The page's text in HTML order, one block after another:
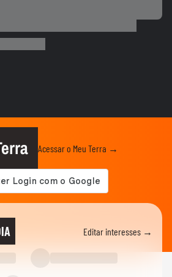
capilar: 'Olha como...
enorme': colega comenta prisão de
suspeito de estuprar...
precisam ser amadas, e não
namorado de...
e maquiagem: Juliette explica o
Acessar o Meu Terra →
Editar interesses →